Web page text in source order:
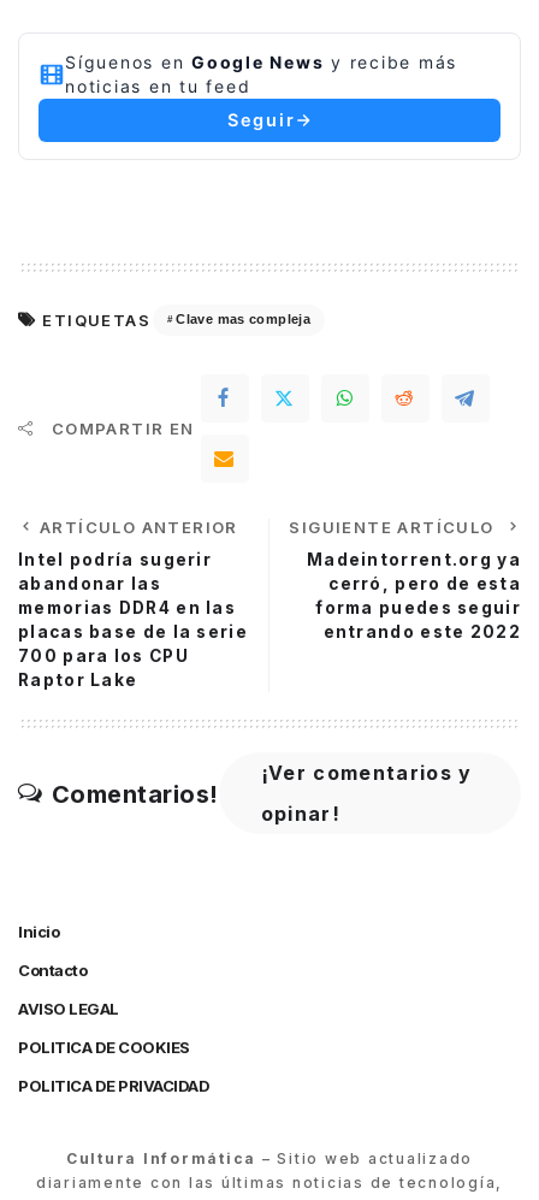
Síguenos en Google News y recibe más
noticias en tu feed
Seguir
ETIQUETAS Clave mas compleja
COMPARTIR EN
ARTÍCULO ANTERIOR
Intel podría sugerir
abandonar las
memorias DDR4 en las
placas base de la serie
700 para los CPU
Raptor Lake
SIGUIENTE ARTÍCULO
Madeintorrent.org ya
cerró, pero de esta
forma puedes seguir
entrando este 2022
Comentarios!
¡Ver comentarios y
opinar!
Inicio
Contacto
AVISO LEGAL
POLITICA DE COOKIES
POLITICA DE PRIVACIDAD
Cultura Informática – Sitio web actualizado
diariamente con las últimas noticias de tecnología,